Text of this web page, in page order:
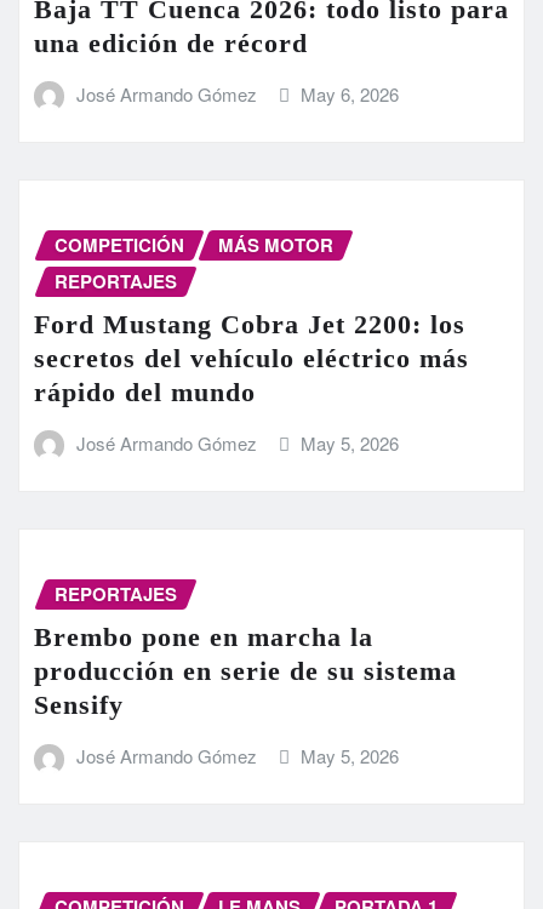
Baja TT Cuenca 2026: todo listo para
una edición de récord
José Armando Gómez May 6, 2026
COMPETICIÓN
MÁS MOTOR
REPORTAJES
Ford Mustang Cobra Jet 2200: los
secretos del vehículo eléctrico más
rápido del mundo
José Armando Gómez May 5, 2026
REPORTAJES
Brembo pone en marcha la
producción en serie de su sistema
Sensify
José Armando Gómez May 5, 2026